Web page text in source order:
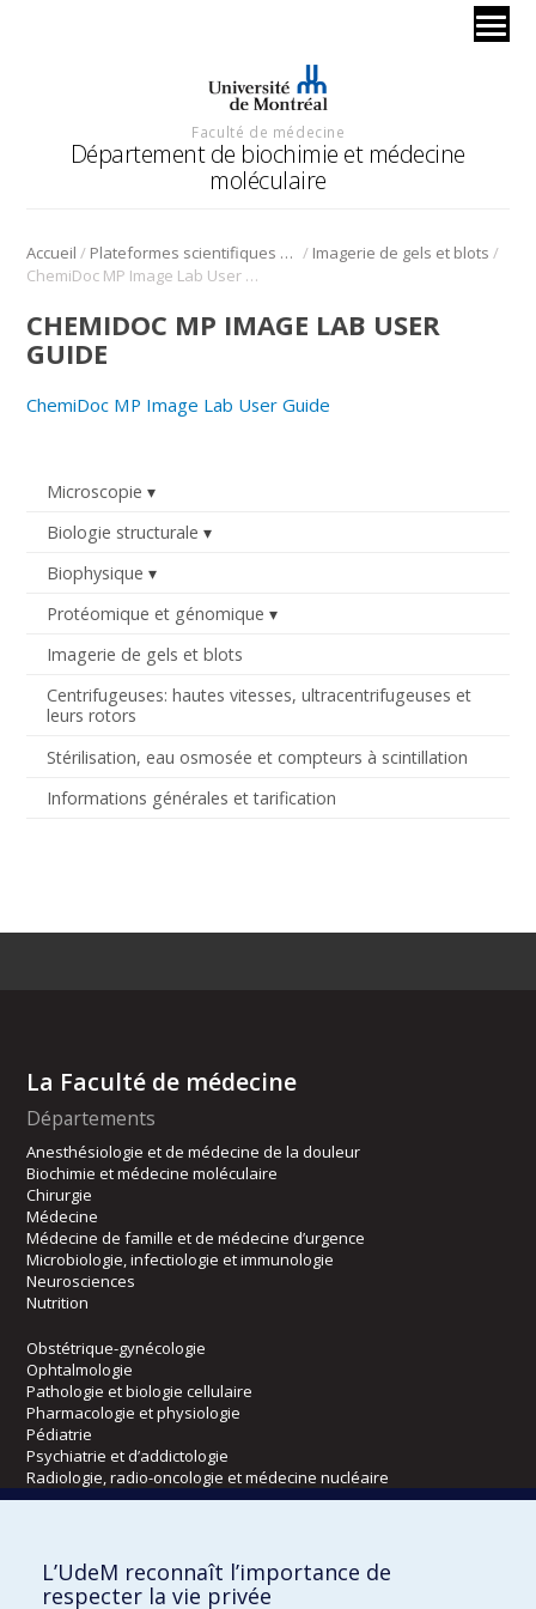
Faculté de médecine
Département de biochimie et médecine
moléculaire
Accueil / Plateformes scientifiques BMM / Imagerie de gels et blots /
ChemiDoc MP Image Lab User Guide
Microscopie
Biologie structurale
Biophysique
Protéomique et génomique
Imagerie de gels et blots
Centrifugeuses: hautes vitesses, ultracentrifugeuses et
leurs rotors
Stérilisation, eau osmosée et compteurs à scintillation
Informations générales et tarification
CHEMIDOC MP IMAGE LAB USER
GUIDE
ChemiDoc MP Image Lab User Guide
La Faculté de médecine
Départements
Anesthésiologie et de médecine de la douleur
Biochimie et médecine moléculaire
Chirurgie
Médecine
Médecine de famille et de médecine d’urgence
Microbiologie, infectiologie et immunologie
Neurosciences
Nutrition
Obstétrique-gynécologie
Ophtalmologie
Pathologie et biologie cellulaire
Pharmacologie et physiologie
Pédiatrie
Psychiatrie et d’addictologie
Radiologie, radio-oncologie et médecine nucléaire
Écoles
Kinésiologie et des sciences de l’activité physique
L’UdeM reconnaît l’importance de
respecter la vie privée